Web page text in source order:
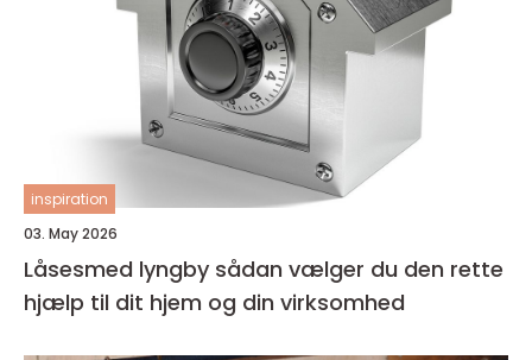
inspiration
03. May 2026
Låsesmed lyngby sådan vælger du den rette
hjælp til dit hjem og din virksomhed